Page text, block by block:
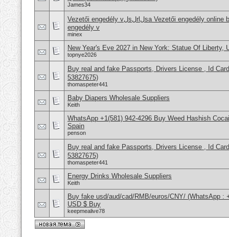
James34
Vezetői engedély vلsلrlلsa Vezetői engedély online beszerzése Hajَvezetői
engedély v
minex
New Year's Eve 2027 in New York: Statue Of Liberty,
topnye2026
Buy real and fake Passports, Drivers License , Id
53827675)
thomaspeter441
Baby Diapers Wholesale Suppliers
Keith
WhatsApp +1(581) 942-4296 Buy Weed Hashish
Spain
penson
Buy real and fake Passports, Drivers License , Id
53827675)
thomaspeter441
Energy Drinks Wholesale Suppliers
Keith
Buy fake usd/aud/cad/RMB/euros/CNY/ (WhatsApp :
USD $ Buy
keepmealive78